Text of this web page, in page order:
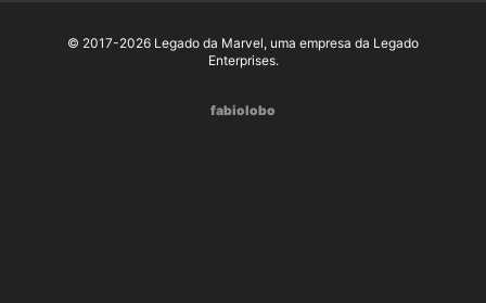
© 2017-2026 Legado da Marvel, uma empresa da Legado
Enterprises.
fabiolobo